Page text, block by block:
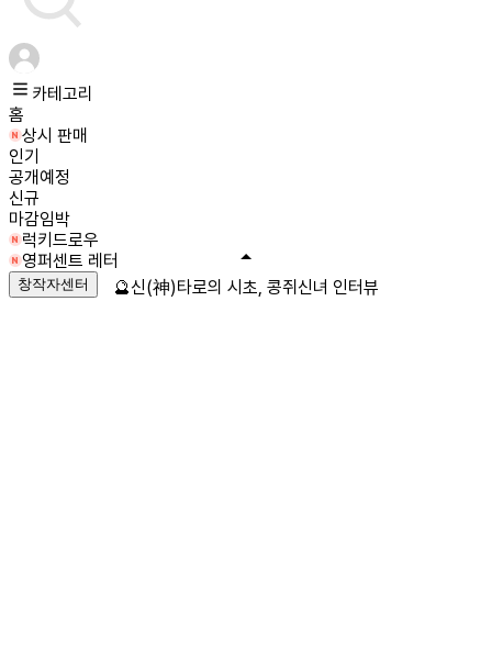
카테고리
홈
상시 판매
인기
공개예정
신규
마감임박
럭키드로우
영퍼센트 레터
창작자센터 🔮신(神)타로의 시초, 콩쥐신녀 인터뷰